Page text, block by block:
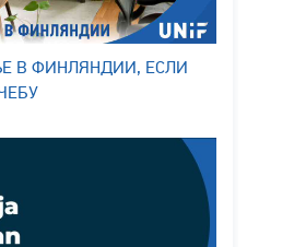
В ФИНЛЯНДИИ, ЕСЛИ